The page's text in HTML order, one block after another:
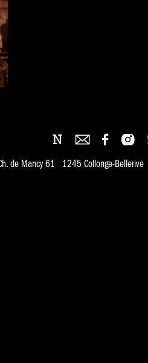
de Mancy 61 1245 Collonge-Bellerive